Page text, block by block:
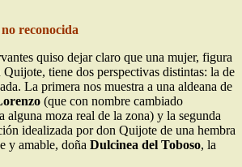
reconocida
quiso dejar claro que una mujer, figura
tiene dos perspectivas distintas: la de
La primera nos muestra a una aldeana de
(que con nombre cambiado
alguna moza real de la zona) y la segunda
idealizada por don Quijote de una hembra
y amable, doña Dulcinea del Toboso, la